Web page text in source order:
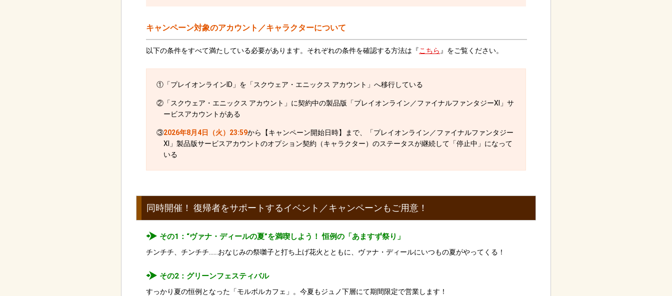
キャンペーン対象のアカウント／キャラクターについて
以下の条件をすべて満たしている必要があります。それぞれの条件を確認する方法は『こちら 』をご覧ください。
①「プレイオンラインID」を「スクウェア・エニックス アカウント」へ移行している
②「スクウェア・エニックス アカウント」に契約中の製品版「プレイオンライン／ファイナルファンタジーXI」サ
ービスアカウントがある
③2026年8月4日（火）23:59から【キャンペーン開始日時】まで、「プレイオンライン／ファイナルファンタジー
XI」製品版サービスアカウントのオプション契約（キャラクター）のステータスが継続して「停止中」になって
いる
同時開催！ 復帰者をサポートするイベント／キャンペーンもご用意！
その1：“ヴァナ・ディールの夏”を満喫しよう！ 恒例の「あますず祭り」
チンチチ、チンチチ……おなじみの祭囃子と打ち上げ花火とともに、ヴァナ・ディールにいつもの夏がやってくる！
その2：グリーンフェスティバル
すっかり夏の恒例となった「モルボルカフェ」。今夏もジュノ下層にて期間限定で営業します！